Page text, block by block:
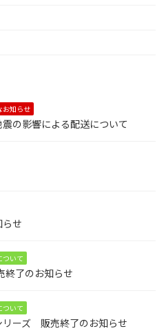
お知らせ
の影響による配送について
せ
ついて
了のお知らせ
ついて
リーズ 販売終了のお知らせ